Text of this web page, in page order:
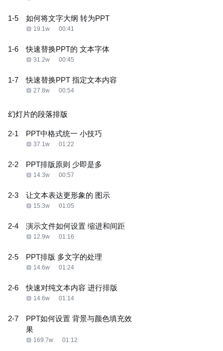
1-5 如何将文字大纲 转为PPT
19.1w 00:41
1-6 快速替换PPT的 文本字体
31.2w 00:45
1-7 快速替换PPT 指定文本内容
27.8w 00:54
幻灯片的段落排版
2-1 PPT中格式统一 小技巧
37.1w 01:22
2-2 PPT排版原则 少即是多
14.3w 00:57
2-3 让文本表达更形象的 图示
15.3w 01:05
2-4 演示文件如何设置 缩进和间距
12.9w 01:16
2-5 PPT排版 多文字的处理
14.6w 01:24
2-6 快速对纯文本内容 进行排版
14.6w 01:14
2-7
PPT如何设置 背景与颜色填充效
果
169.7w 01:12